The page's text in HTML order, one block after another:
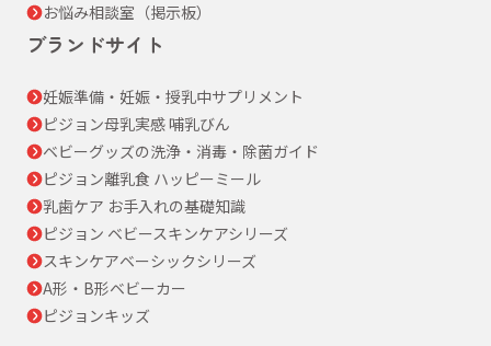
お悩み相談室（掲示板）
ブランドサイト
妊娠準備・妊娠・授乳中サプリメント
ピジョン母乳実感 哺乳びん
ベビーグッズの洗浄・消毒・除菌ガイド
ピジョン離乳食 ハッピーミール
乳歯ケア お手入れの基礎知識
ピジョン ベビースキンケアシリーズ
スキンケアベーシックシリーズ
A形・B形ベビーカー
ピジョンキッズ